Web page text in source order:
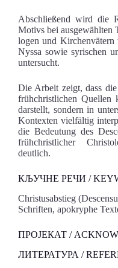
Abschließend wird die
Motivs bei ausgewählten
logen und
Nyssa sowie syrischen
untersucht.
Die Arbeit zeigt, dass
frühchristlichen Quellen
darstellt, sondern in
Kontexten vielfältig
die Bedeutung des
frühchristlicher
deutlich.
КЉУЧНЕ РЕЧИ /
Christusabstieg
Schriften, apokryphe
ПРОЈЕКАТ /
ЛИТЕРАТУРА /